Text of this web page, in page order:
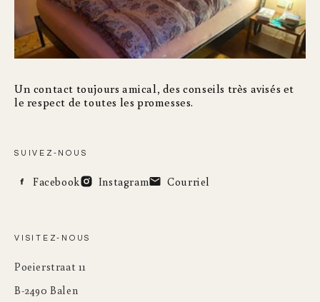
Un contact toujours amical, des conseils très avisés et
le respect de toutes les promesses.
SUIVEZ-NOUS
Facebook Instagram Courriel
VISITEZ-NOUS
Poeierstraat 11
B-2490 Balen